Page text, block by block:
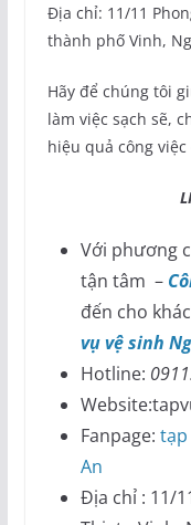
Địa chỉ: 11/11
thành phố Vinh,
Hãy để chúng tôi
làm việc sạch sẽ,
hiệu quả công việc
Với phương
tận tâm –
đến cho
vụ vệ sinh
Hotline:
Fanpage: tạp
An
Địa chỉ : 11/